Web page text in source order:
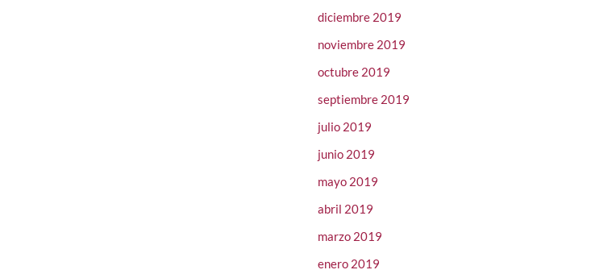
diciembre 2019
noviembre 2019
octubre 2019
septiembre 2019
julio 2019
junio 2019
mayo 2019
abril 2019
marzo 2019
enero 2019